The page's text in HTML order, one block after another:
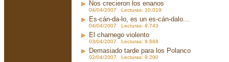
Nos crecieron los enanos
04/04/2007 Lecturas: 10.019
Es-cán-da-lo, es un es-cán-dalo...
04/04/2007 Lecturas: 9.743
El charnego violento
03/04/2007 Lecturas: 9.668
Demasiado tarde para los Polanco
02/04/2007 Lecturas: 9.290